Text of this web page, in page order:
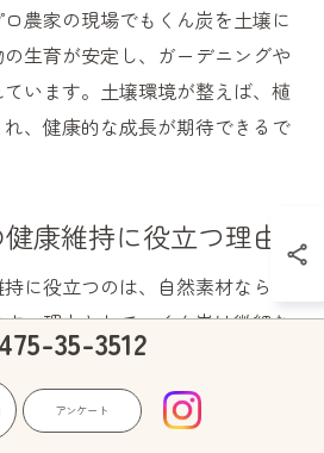
農家の現場でもくん炭を土壌に
生育が安定し、ガーデニングや
います。土壌環境が整えば、植
、健康的な成長が期待できるで
康維持に役立つ理由
に役立つのは、自然素材ならで
。理由として、くん炭は微細な
な水分を吸収しつつ、必要な分
実際、くん炭を取り入れた土壌
ストレスが軽減されるケースが
35-3512
アンケート